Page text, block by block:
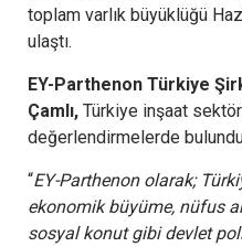
toplam varlık büyüklüğü
ulaştı.
EY-Parthenon Türkiye
Çamlı, Türkiye inşaat
değerlendirmelerde
“EY-Parthenon olarak;
ekonomik büyüme, nüfus
sosyal konut gibi devlet